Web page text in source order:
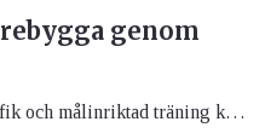
genom
Forskning visar att genom specifik och målinriktad träning kan man minska risken för att ramla och skada sig.